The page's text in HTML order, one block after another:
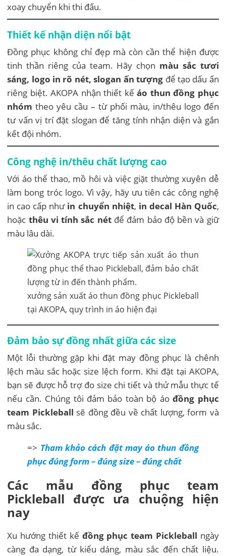
xoay chuyển khi thi đấu.
Thiết kế nhận diện nổi bật
Đồng phục không chỉ đẹp mà còn cần thể hiện được
tinh thần riêng của team. Hãy chọn màu sắc tươi
sáng, logo in rõ nét, slogan ấn tượng để tạo dấu ấn
riêng biệt. AKOPA nhận thiết kếáo thun đồng phục
nhóm theo yêu cầu – từ phối màu, in/thêu logo đến
tư vấn vị trí đặt slogan để tăng tính nhận diện và gắn
kết đội nhóm.
Công nghệ in/thêu chất lượng cao
Với áo thể thao, mồ hôi và việc giặt thường xuyên dễ
làm bong tróc logo. Vì vậy, hãy ưu tiên các công nghệ
in cao cấp như in chuyển nhiệt, in decal Hàn Quốc,
hoặc thêu vi tính sắc nétđể đảm bảo độ bền và giữ
màu lâu dài.
xưởng sản xuất áo thun đồng phục Pickleball
tại AKOPA, quy trình in áo hiện đại
Đảm bảo sự đồng nhất giữa các size
Một lỗi thường gặp khi đặt may đồng phục là chênh
lệch màu sắc hoặc size lệch form. Khi đặt tại AKOPA,
bạn sẽ được hỗ trợ đo size chi tiết và thử mẫu thực tế
nếu cần. Chúng tôi đảm bảo toàn bộ áođồng phục
team Pickleball sẽ đồng đều về chất lượng, form và
màu sắc.
=> Tham khảo cách đặt may áo thun đồng
phục đúng form – đúng size – đúng chất
Các mẫu đồng phục team
Pickleball được ưa chuộng hiện
nay
Xu hướng thiết kế đồng phục team Pickleball ngày
càng đa dạng, từ kiểu dáng, màu sắc đến chất liệu.